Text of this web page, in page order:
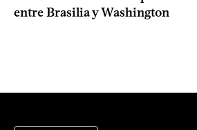
entre Brasilia y Washington